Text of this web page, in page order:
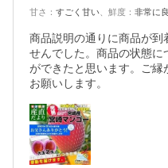
甘さ ： すごく甘い 鮮度 ： 非常に
商品説明の通りに商品が到
せんでした。商品の状態に
ができたと思います。ご縁
お願いします。